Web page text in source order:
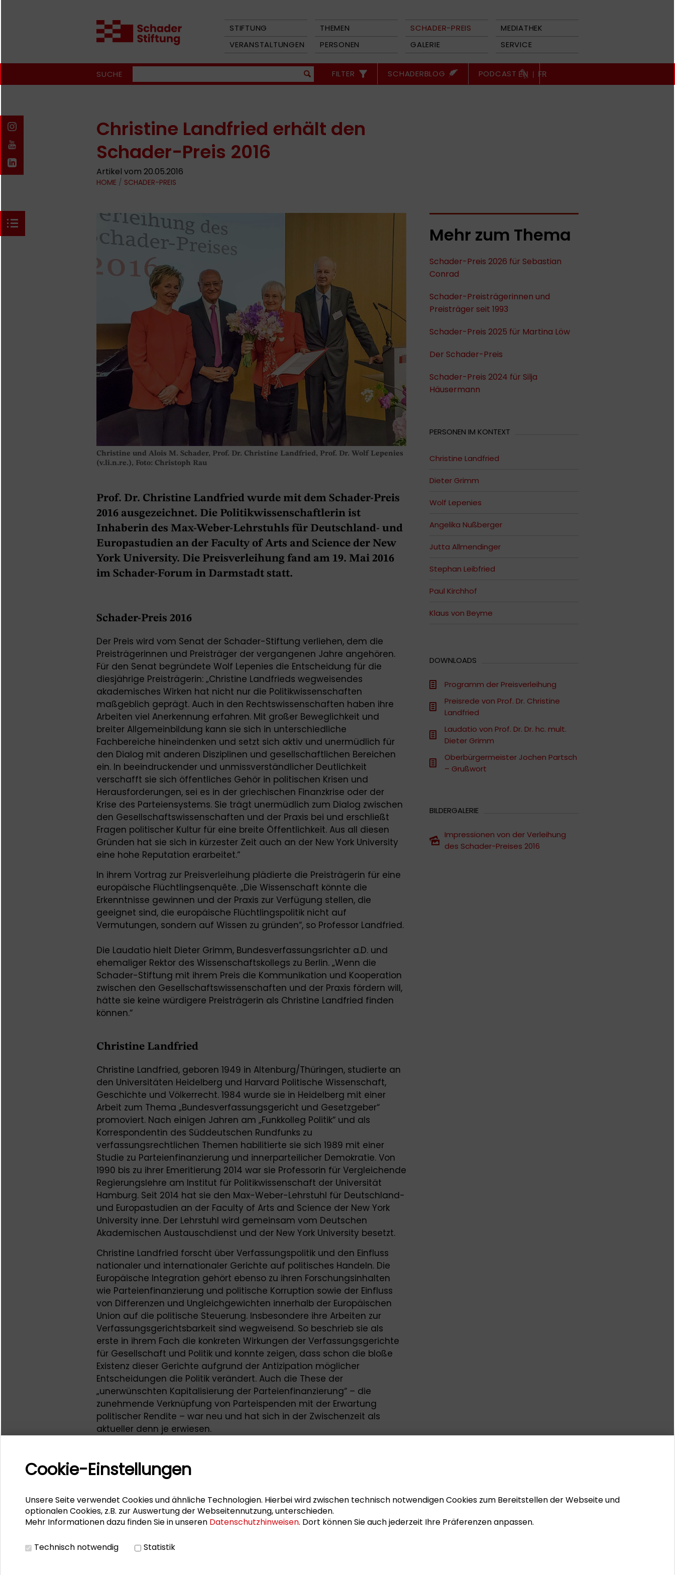
STIFTUNG THEMEN SCHADER-PREIS
MEDIATHEK
VERANSTALTUNGEN
PERSONEN GALERIE SERVICE
SUCHE FILTER SCHADERBLOG PODCAST EN | FR
Christine Landfried erhält den
Schader-Preis 2016
Artikel vom 20.05.2016
HOME / SCHADER-PREIS
Christine und Alois M. Schader, Prof. Dr. Christine Landfried, Prof. Dr. Wolf Lepenies
(v.li.n.re.), Foto: Christoph Rau
Prof. Dr. Christine Landfried wurde mit dem Schader-Preis
2016 ausgezeichnet. Die Politikwissenschaftlerin ist
Inhaberin des Max-Weber-Lehrstuhls für Deutschland- und
Europastudien an der Faculty of Arts and Science der New
York University. Die Preisverleihung fand am 19. Mai 2016
im Schader-Forum in Darmstadt statt.
Schader-Preis 2016
Der Preis wird vom Senat der Schader-Stiftung verliehen, dem die
Preisträgerinnen und Preisträger der vergangenen Jahre angehören.
Für den Senat begründete Wolf Lepenies die Entscheidung für die
diesjährige Preisträgerin: „Christine Landfrieds wegweisendes
akademisches Wirken hat nicht nur die Politikwissenschaften
maßgeblich geprägt. Auch in den Rechtswissenschaften haben ihre
Arbeiten viel Anerkennung erfahren. Mit großer Beweglichkeit und
breiter Allgemeinbildung kann sie sich in unterschiedliche
Fachbereiche hineindenken und setzt sich aktiv und unermüdlich für
den Dialog mit anderen Disziplinen und gesellschaftlichen Bereichen
ein. In beeindruckender und unmissverständlicher Deutlichkeit
verschafft sie sich öffentliches Gehör in politischen Krisen und
Herausforderungen, sei es in der griechischen Finanzkrise oder der
Krise des Parteiensystems. Sie trägt unermüdlich zum Dialog zwischen
den Gesellschaftswissenschaften und der Praxis bei und erschließt
Fragen politischer Kultur für eine breite Öffentlichkeit. Aus all diesen
Gründen hat sie sich in kürzester Zeit auch an der New York University
eine hohe Reputation erarbeitet.“
In ihrem Vortrag zur Preisverleihung plädierte die Preisträgerin für eine
europäische Flüchtlingsenquête. „Die Wissenschaft könnte die
Erkenntnisse gewinnen und der Praxis zur Verfügung stellen, die
geeignet sind, die europäische Flüchtlingspolitik nicht auf
Vermutungen, sondern auf Wissen zu gründen“, so Professor Landfried.
Die Laudatio hielt Dieter Grimm, Bundesverfassungsrichter a.D. und
ehemaliger Rektor des Wissenschaftskollegs zu Berlin. „Wenn die
Schader-Stiftung mit ihrem Preis die Kommunikation und Kooperation
zwischen den Gesellschaftswissenschaften und der Praxis fördern will,
hätte sie keine würdigere Preisträgerin als Christine Landfried finden
können.“
Christine Landfried
Christine Landfried, geboren 1949 in Altenburg/Thüringen, studierte an
den Universitäten Heidelberg und Harvard Politische Wissenschaft,
Geschichte und Völkerrecht. 1984 wurde sie in Heidelberg mit einer
Arbeit zum Thema „Bundesverfassungsgericht und Gesetzgeber“
promoviert. Nach einigen Jahren am „Funkkolleg Politik“ und als
Korrespondentin des Süddeutschen Rundfunks zu
verfassungsrechtlichen Themen habilitierte sie sich 1989 mit einer
Studie zu Parteienfinanzierung und innerparteilicher Demokratie. Von
1990 bis zu ihrer Emeritierung 2014 war sie Professorin für Vergleichende
Regierungslehre am Institut für Politikwissenschaft der Universität
Hamburg. Seit 2014 hat sie den Max-Weber-Lehrstuhl für Deutschland-
und Europastudien an der Faculty of Arts and Science der New York
University inne. Der Lehrstuhl wird gemeinsam vom Deutschen
Akademischen Austauschdienst und der New York University besetzt.
Christine Landfried forscht über Verfassungspolitik und den Einfluss
nationaler und internationaler Gerichte auf politisches Handeln. Die
Europäische Integration gehört ebenso zu ihren Forschungsinhalten
wie Parteienfinanzierung und politische Korruption sowie der Einfluss
von Differenzen und Ungleichgewichten innerhalb der Europäischen
Union auf die politische Steuerung. Insbesondere ihre Arbeiten zur
Verfassungsgerichtsbarkeit sind wegweisend. So beschrieb sie als
erste in ihrem Fach die konkreten Wirkungen der Verfassungsgerichte
für Gesellschaft und Politik und konnte zeigen, dass schon die bloße
Existenz dieser Gerichte aufgrund der Antizipation möglicher
Entscheidungen die Politik verändert. Auch die These der
„unerwünschten Kapitalisierung der Parteienfinanzierung“ – die
zunehmende Verknüpfung von Parteispenden mit der Erwartung
politischer Rendite – war neu und hat sich in der Zwischenzeit als
aktueller denn je erwiesen.
Weitere Informationen zum Schader-Preis
Preisträger der vergangenen Jahre an: Prof. Dr. Dr. h.c. Angelika
Nußberger (2015), Prof. Dr. Stephan Leibfried (2014), Prof. Jutta
Allmendinger Ph.D. (2013), Prof Dr. Dres. h.c. Paul Kirchhof (2012), Prof. Dr.
und Prof. Dr. Dr. h.c. mult. Franz-Xaver Kaufmann (2007).
Mehr zum Thema
Schader-Preis 2026 für Sebastian
Conrad
Schader-Preisträgerinnen und
Preisträger seit 1993
Schader-Preis 2025 für Martina Löw
Der Schader-Preis
Schader-Preis 2024 für Silja
Häusermann
PERSONEN IM KONTEXT
Christine Landfried
Dieter Grimm
Wolf Lepenies
Angelika Nußberger
Jutta Allmendinger
Stephan Leibfried
Paul Kirchhof
Klaus von Beyme
DOWNLOADS
Programm der Preisverleihung
Preisrede von Prof. Dr. Christine
Landfried
Laudatio von Prof. Dr. Dr. hc. mult.
Dieter Grimm
Oberbürgermeister Jochen Partsch
– Grußwort
BILDERGALERIE
Impressionen von der Verleihung
des Schader-Preises 2016
Cookie-Einstellungen
Unsere Seite verwendet Cookies und ähnliche Technologien. Hierbei wird zwischen technisch notwendigen Cookies zum Bereitstellen der Webseite und
optionalen Cookies, z.B. zur Auswertung der Webseitennutzung, unterschieden.
Mehr Informationen dazu finden Sie in unseren Datenschutzhinweisen. Dort können Sie auch jederzeit Ihre Präferenzen anpassen.
Technisch notwendig Statistik